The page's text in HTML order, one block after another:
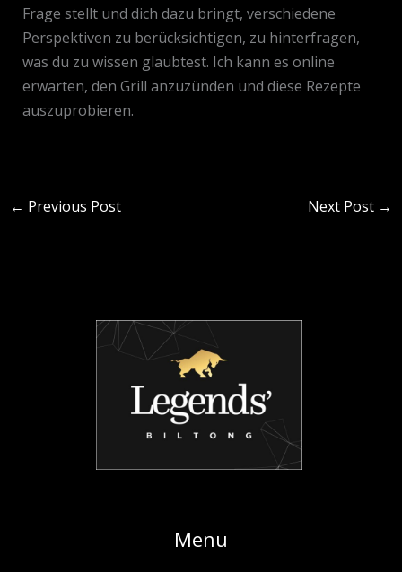
Frage stellt und dich dazu bringt, verschiedene
Perspektiven zu berücksichtigen, zu hinterfragen,
was du zu wissen glaubtest. Ich kann es online
erwarten, den Grill anzuzünden und diese Rezepte
auszuprobieren.
← Previous Post Next Post →
Menu